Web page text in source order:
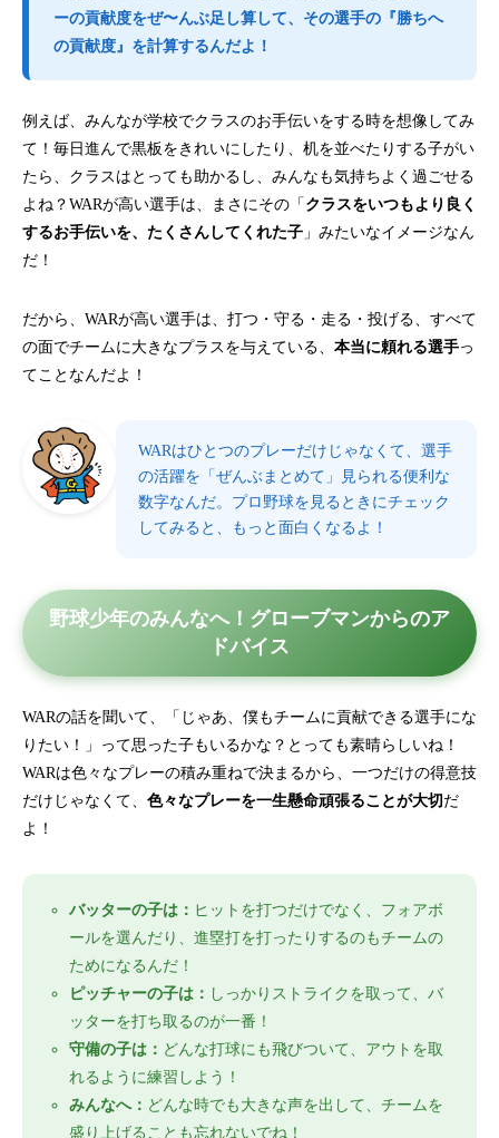
ーの貢献度をぜ〜んぶ足し算して、その選手の『勝ちへ
の貢献度』を計算するんだよ！
例えば、みんなが学校でクラスのお手伝いをする時を想像してみ
て！毎日進んで黒板をきれいにしたり、机を並べたりする子がい
たら、クラスはとっても助かるし、みんなも気持ちよく過ごせる
よね？WARが高い選手は、まさにその「 クラスをいつもより良く
するお手伝いを、たくさんしてくれた子 」みたいなイメージなん
だ！
だから、WARが高い選手は、打つ・守る・走る・投げる、すべて
の面でチームに大きなプラスを与えている、 本当に頼れる選手っ
てことなんだよ！
WARはひとつのプレーだけじゃなくて、選手
の活躍を「ぜんぶまとめて」見られる便利な
数字なんだ。プロ野球を見るときにチェック
してみると、もっと面白くなるよ！
野球少年のみんなへ！グローブマンからのア
ドバイス
WARの話を聞いて、「じゃあ、僕もチームに貢献できる選手にな
りたい！」って思った子もいるかな？とっても素晴らしいね！
WARは色々なプレーの積み重ねで決まるから、一つだけの得意技
だけじゃなくて、 色々なプレーを一生懸命頑張ることが大切 だ
よ！
バッターの子は： ヒットを打つだけでなく、フォアボ
ールを選んだり、進塁打を打ったりするのもチームの
ためになるんだ！
ピッチャーの子は： しっかりストライクを取って、バ
ッターを打ち取るのが一番！
守備の子は： どんな打球にも飛びついて、アウトを取
れるように練習しよう！
みんなへ： どんな時でも大きな声を出して、チームを
盛り上げることも忘れないでね！